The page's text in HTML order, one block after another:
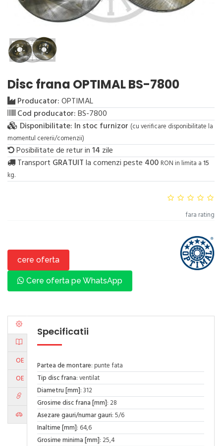
Disc frana OPTIMAL BS-7800
Producator:OPTIMAL
Cod producator:BS-7800
Disponibilitate: In stoc furnizor (cu verificare disponibilitate la
momentul cererii/comenzii)
Posibilitate de retur in14 zile
Transport GRATUITla comenzi peste 400 RON in limita a15
kg.
fara rating
cere oferta
Cere oferta pe WhatsApp
OE
OE
Specificatii
Partea de montare: punte fata
Tip disc frana: ventilat
Diametru [mm]: 312
Grosime disc frana [mm]: 28
Asezare gauri/numar gauri: 5/6
Inaltime [mm]: 64,6
Grosime minima [mm]: 25,4